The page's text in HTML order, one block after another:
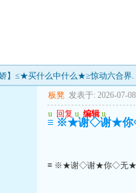
】≤★买什么中什么★≥惊动六合界.
板凳 发表于: 2026-07-
u 回复 u 编辑 u
≡ ※★谢◇谢★
≡ ※★谢◇谢★你◇无